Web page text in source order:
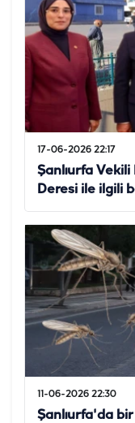
17-06-2026 22:17
Şanlıurfa
Deresi ile ilgili
11-06-2026 22:30
Şanlıurfa'da bir